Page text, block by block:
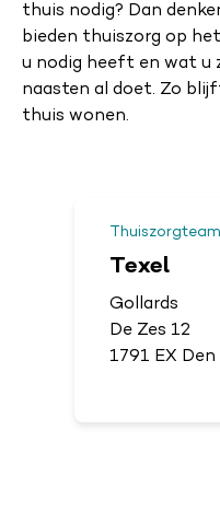
thuis nodig? Dan
bieden thuiszorg op
u nodig heeft en wat u
naasten al doet. Zo
thuis wonen.
Thuiszorgteam
Texel
Gollards
De Zes 12
1791 EX Den